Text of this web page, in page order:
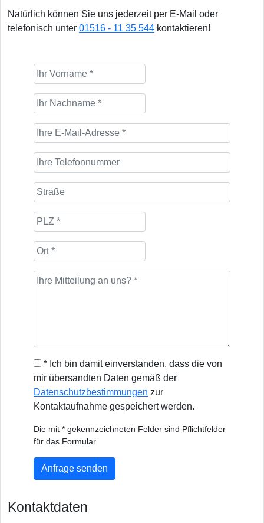
Natürlich können Sie uns jederzeit per E-Mail oder
telefonisch unter 01516 - 11 35 544 kontaktieren!
* Ich bin damit einverstanden, dass die von
mir übersandten Daten gemäß der
Datenschutzbestimmungen zur
Kontaktaufnahme gespeichert werden.
Die mit * gekennzeichneten Felder sind Pflichtfelder
für das Formular
Anfrage senden
Kontaktdaten